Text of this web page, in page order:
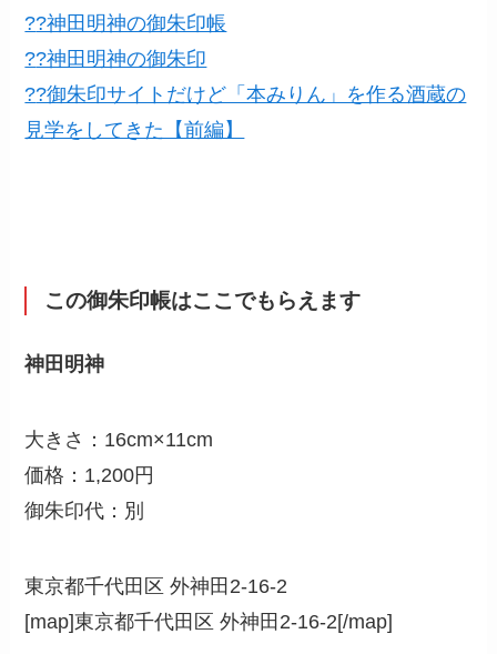
??神田明神の御朱印帳
??神田明神の御朱印
??御朱印サイトだけど「本みりん」を作る酒蔵の
見学をしてきた【前編】
この御朱印帳はここでもらえます
神田明神
大きさ：16cm×11cm
価格：1,200円
御朱印代：別
東京都千代田区 外神田2-16-2
[map]東京都千代田区 外神田2-16-2[/map]